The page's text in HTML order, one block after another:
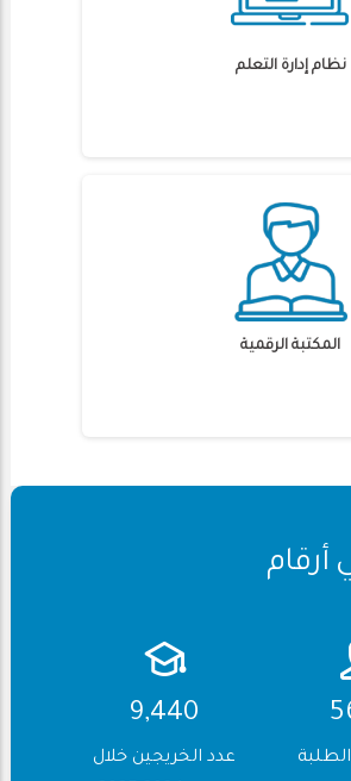
نظام إدارة التعلم
المكتبة الرقمية
أرقام
10,942
عدد الخريجين خلال